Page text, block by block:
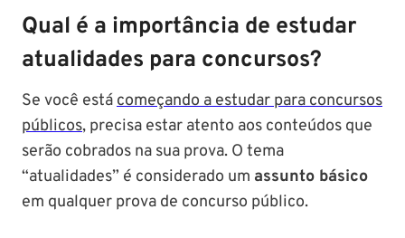
Qual é a importância de estudar
atualidades para concursos?
Se você estácomeçando a estudar para concursos
públicos, precisa estar atento aos conteúdos que
serão cobrados na sua prova. O tema
“atualidades” é considerado um assunto básico
em qualquer prova de concurso público.